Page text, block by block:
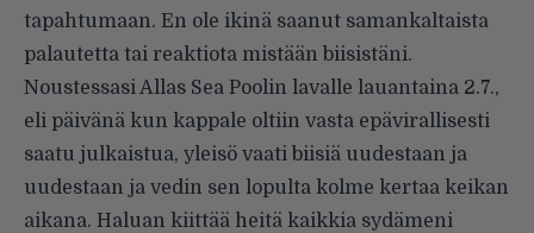
tapahtumaan. En ole ikinä saanut samankaltaista
palautetta tai reaktiota mistään biisistäni.
Noustessasi Allas Sea Poolin lavalle lauantaina 2.7.,
eli päivänä kun kappale oltiin vasta epävirallisesti
saatu julkaistua, yleisö vaati biisiä uudestaan ja
uudestaan ja vedin sen lopulta kolme kertaa keikan
aikana. Haluan kiittää heitä kaikkia sydämeni